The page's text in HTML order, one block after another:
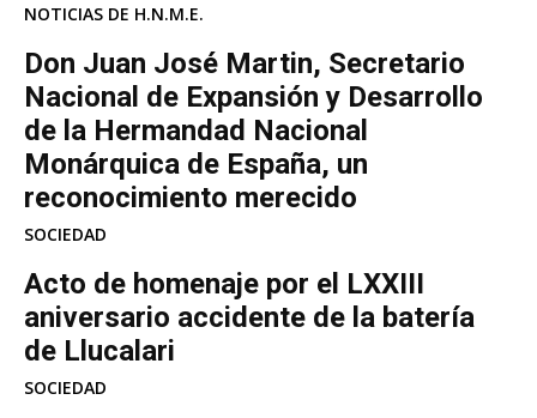
NOTICIAS DE H.N.M.E.
Don Juan José Martin, Secretario
Nacional de Expansión y Desarrollo
de la Hermandad Nacional
Monárquica de España, un
reconocimiento merecido
SOCIEDAD
Acto de homenaje por el LXXIII
aniversario accidente de la batería
de Llucalari
SOCIEDAD